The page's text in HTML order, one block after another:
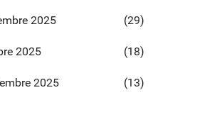
2025 (29)
2025 (18)
2025 (13)